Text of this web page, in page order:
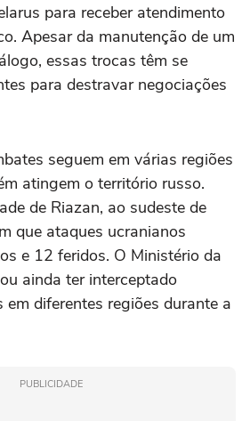
para receber atendimento
Apesar da manutenção de um
essas trocas têm se
para destravar negociações
seguem em várias regiões
atingem o território russo.
de Riazan, ao sudeste de
que ataques ucranianos
e 12 feridos. O Ministério da
ainda ter interceptado
em diferentes regiões durante a
PUBLICIDADE